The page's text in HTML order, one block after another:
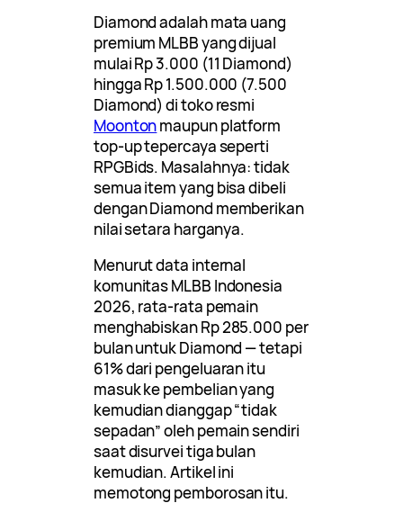
Diamond adalah mata uang
premium MLBB yang dijual
mulai Rp 3.000 (11 Diamond)
hingga Rp 1.500.000 (7.500
Diamond) di toko resmi
Moontonmaupun platform
top-up tepercaya seperti
RPGBids. Masalahnya: tidak
semua item yang bisa dibeli
dengan Diamond memberikan
nilai setara harganya.
Menurut data internal
komunitas MLBB Indonesia
2026, rata-rata pemain
menghabiskan Rp 285.000 per
bulan untuk Diamond — tetapi
61% dari pengeluaran itu
masuk ke pembelian yang
kemudian dianggap “tidak
sepadan” oleh pemain sendiri
saat disurvei tiga bulan
kemudian. Artikel ini
memotong pemborosan itu.